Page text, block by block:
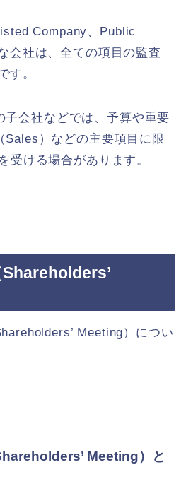
Company、Public
会社は、全ての項目の監査
す。
子会社などでは、予算や重要
Sales）などの主要項目に限
受ける場合があります。
Meeting）につい
Meeting）と